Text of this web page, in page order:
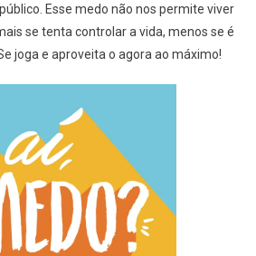
Esse medo não nos permite viver
se tenta controlar a vida, menos se é
joga e aproveita o agora ao máximo!